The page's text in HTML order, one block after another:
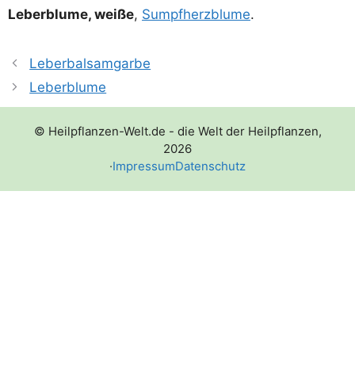
Leber­blu­me, wei­ße, Sumpf­herz­blu­me.
Leberbalsamgarbe
Leberblume
© Heilpflanzen-Welt.de - die Welt der Heilpflanzen,
2026
·ImpressumDatenschutz